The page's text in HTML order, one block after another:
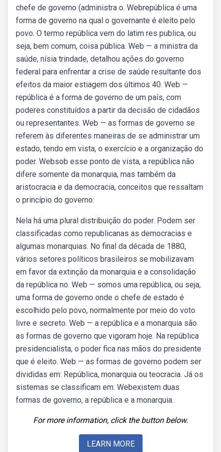
chefe de governo (administra o. Webrepública é uma
forma de governo na qual o governante é eleito pelo
povo. O termo república vem do latim res publica, ou
seja, bem comum, coisa pública. Web — a ministra da
saúde, nísia trindade, detalhou ações do governo
federal para enfrentar a crise de saúde resultante dos
efeitos da maior estiagem dos últimos 40. Web —
república é a forma de governo de um país, com
poderes constituídos a partir da decisão de cidadãos
ou representantes. Web — as formas de governo se
referem às diferentes maneiras de se administrar um
estado, tendo em vista, o exercício e a organização do
poder. Websob esse ponto de vista, a república não
difere somente da monarquia, mas também da
aristocracia e da democracia, conceitos que ressaltam
o princípio do governo:
Nela há uma plural distribuição do poder. Podem ser
classificadas como republicanas as democracias e
algumas monarquias. No final da década de 1880,
vários setores políticos brasileiros se mobilizavam
em favor da extinção da monarquia e a consolidação
da república no. Web — somos uma república, ou seja,
uma forma de governo onde o chefe de estado é
escolhido pelo povo, normalmente por meio do voto
livre e secreto. Web — a república e a monarquia são
as formas de governo que vigoram hoje. Na república
presidencialista, o poder fica nas mãos do presidente
que é eleito. Web — as formas de governo podem ser
divididas em: República, monarquia ou teocracia. Já os
sistemas se classificam em: Webexistem duas
formas de governo, a república e a monarquia.
For more information, click the button below.
LEARN MORE